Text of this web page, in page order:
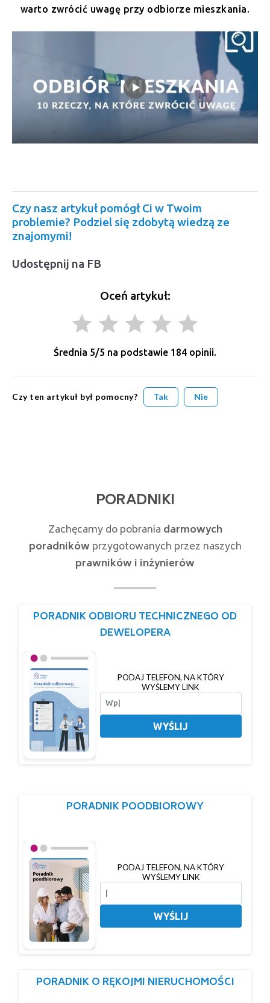
warto zwrócić uwagę przy odbiorze mieszkania.
Czy nasz artykuł pomógł Ci w Twoim
problemie? Podziel się zdobytą wiedzą ze
znajomymi!
Udostępnij na FB
Oceń artykuł:
grade grade grade grade grade
Średnia 5/5 na podstawie 184 opinii.
Czy ten artykuł był pomocny? Tak Nie
PORADNIKI
Zachęcamy do pobrania darmowych
poradników przygotowanych przez naszych
prawników i inżynierów
PORADNIK ODBIORU TECHNICZNEGO OD
DEWELOPERA
PODAJ TELEFON, NA KTÓRY
WYŚLEMY LINK
WYŚLIJ
PORADNIK POODBIOROWY
PODAJ TELEFON, NA KTÓRY
WYŚLEMY LINK
WYŚLIJ
PORADNIK O RĘKOJMI NIERUCHOMOŚCI